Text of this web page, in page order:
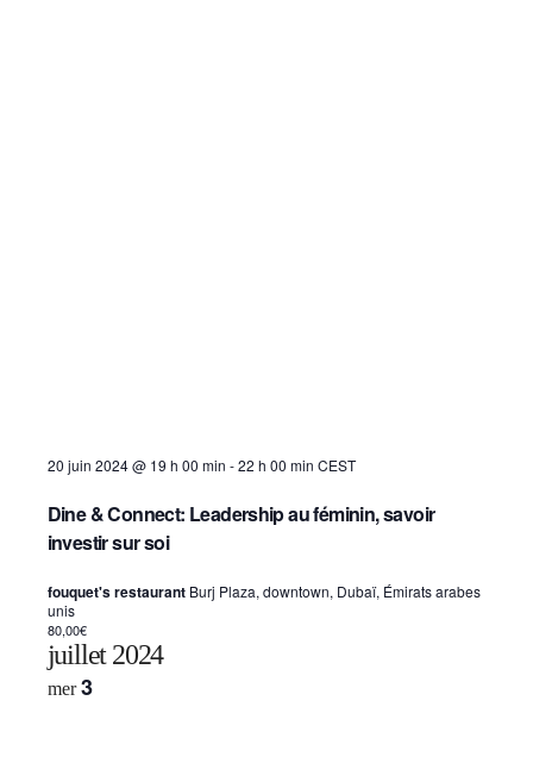
20 juin 2024 @ 19 h 00 min -22 h 00 min CEST
Dine & Connect: Leadership au féminin, savoir
investir sur soi
fouquet's restaurant Burj Plaza, downtown, Dubaï, Émirats arabes
unis
80,00€
juillet 2024
mer3